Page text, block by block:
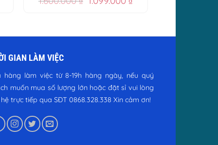
₫.
1.099.000 ₫.
GIAN LÀM VIỆC
hàng làm việc từ 8-19h hàng ngày, nếu quý
muốn mua số lượng lớn hoặc đặt sỉ vui lòng
hệ trực tiếp qua SĐT 0868.328.338 Xin cảm ơn!